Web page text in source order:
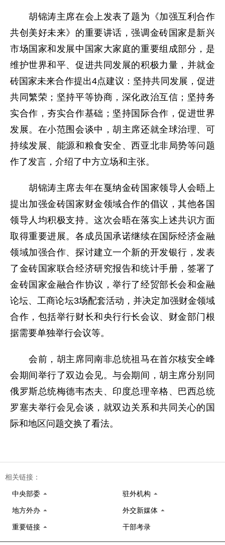
胡锦涛主席在会上发表了题为《加强互利合作
共创美好未来》的重要讲话，强调金砖国家是新兴
市场国家和发展中国家大家庭的重要组成部分，是
维护世界和平、促进共同发展的积极力量，并就金
砖国家未来合作提出4点建议：坚持共同发展，促进
共同繁荣；坚持平等协商，深化政治互信；坚持务
实合作，夯实合作基础；坚持国际合作，促进世界
发展。在小范围会谈中，胡主席还就全球治理、可
持续发展、能源和粮食安全、西亚北非局势等问题
作了发言，介绍了中方立场和主张。
胡锦涛主席去年在戛纳金砖国家领导人会晤上
提出加强金砖国家财金领域合作的倡议，其他各国
领导人均积极支持。这次会晤在落实上述共识方面
取得重要进展。各成员国承诺继续在国际经济金融
领域加强合作、探讨建立一个新的开发银行，发表
了金砖国家联合经济研究报告和统计手册，签署了
金砖国家金融合作协议，举行了经贸部长会和金融
论坛、工商论坛3场配套活动，并决定加强财金领域
合作，包括举行财长和央行行长会议、财金部门根
据需要单独举行会议等。
会前，胡主席同南非总统祖马在首尔核安全峰
会期间举行了双边会见。与会期间，胡主席分别同
俄罗斯总统梅德韦杰夫、印度总理辛格、巴西总统
罗塞夫举行会见会谈，就双边关系和共同关心的国
际和地区问题交换了看法。
相关链接：
中央部委 驻外机构
地方外办 外交新媒体
重要链接 干部考录